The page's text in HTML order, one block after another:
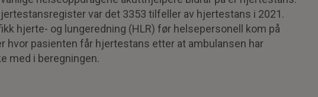
var det 3353 tilfeller av hjertestans i 2021.
hjerte- og lungeredning (HLR) før helsepersonell kom på
hvor pasienten får hjertestans etter at ambulansen har
med i beregningen.